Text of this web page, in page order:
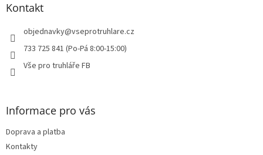
Kontakt
objednavky@vseprotruhlare.cz
733 725 841 (Po-Pá 8:00-15:00)
Vše pro truhláře FB
Informace pro vás
Doprava a platba
Kontakty